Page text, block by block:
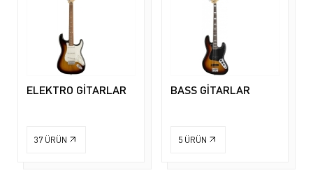
ELEKTRO GİTARLAR
37 ÜRÜN
BASS GİTARLAR
5 ÜRÜN